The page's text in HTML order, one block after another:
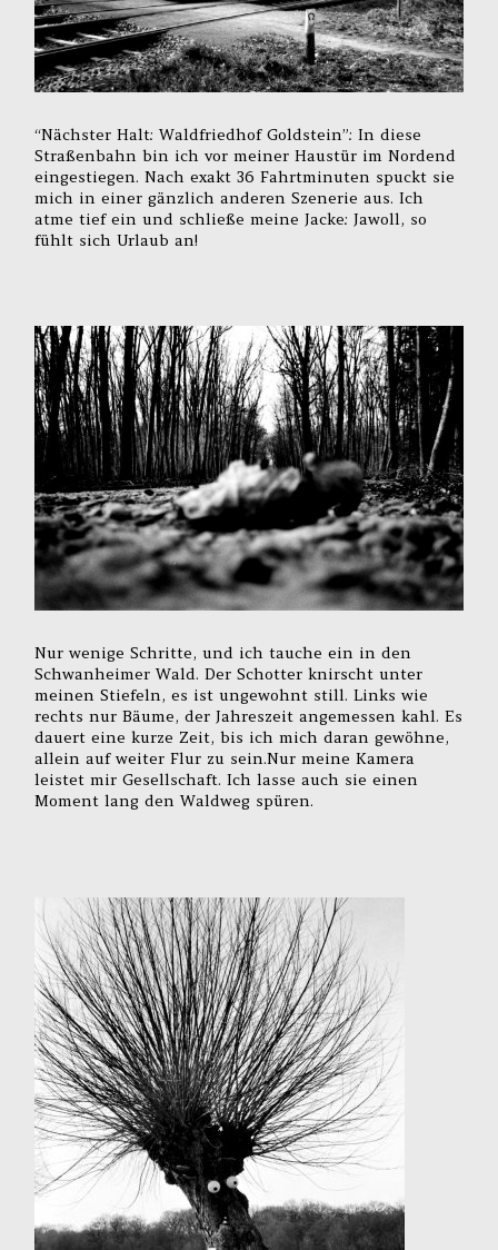
“Nächster Halt: Waldfriedhof Goldstein”: In diese
Straßenbahn bin ich vor meiner Haustür im Nordend
eingestiegen. Nach exakt 36 Fahrtminuten spuckt sie
mich in einer gänzlich anderen Szenerie aus. Ich
atme tief ein und schließe meine Jacke: Jawoll, so
fühlt sich Urlaub an!
Nur wenige Schritte, und ich tauche ein in den
Schwanheimer Wald. Der Schotter knirscht unter
meinen Stiefeln, es ist ungewohnt still. Links wie
rechts nur Bäume, der Jahreszeit angemessen kahl. Es
dauert eine kurze Zeit, bis ich mich daran gewöhne,
allein auf weiter Flur zu sein.Nur meine Kamera
leistet mir Gesellschaft. Ich lasse auch sie einen
Moment lang den Waldweg spüren.